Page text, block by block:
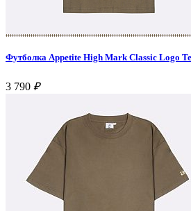
Футболка Appetite High Mark Classic Logo
3 790 ₽